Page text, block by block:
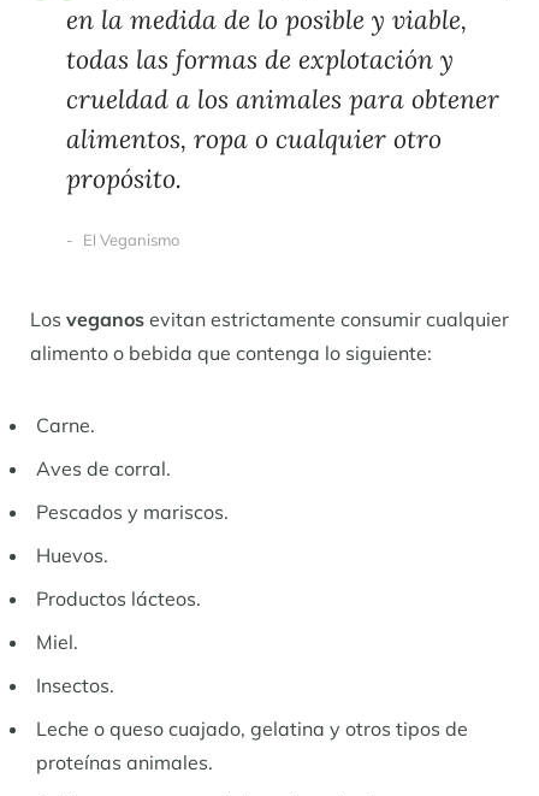
en la medida de lo posible y viable,
todas las formas de explotación y
crueldad a los animales para obtener
alimentos, ropa o cualquier otro
propósito.
El Veganismo
Los veganos evitan estrictamente consumir cualquier
alimento o bebida que contenga lo siguiente:
Carne.
Aves de corral.
Pescados y mariscos.
Huevos.
Productos lácteos.
Miel.
Insectos.
Leche o queso cuajado, gelatina y otros tipos de
proteínas animales.